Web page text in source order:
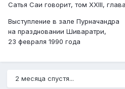
Сатья Саи говорит, том XXIII,
Выступление в зале Пурначандра
на праздновании Шиваратри,
23 февраля 1990 года
2 месяца спустя...